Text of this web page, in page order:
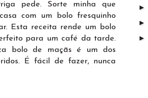
pede. Sorte minha que
com um bolo fresquinho
Esta receita rende um bolo
para um café da tarde.
bolo de maçãs é um dos
É fácil de fazer, nunca
►
►
►